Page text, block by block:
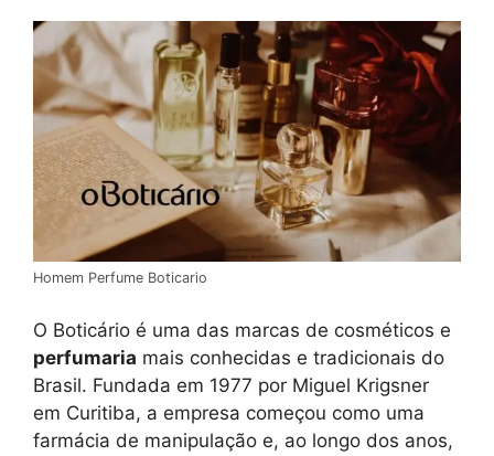
Homem Perfume Boticario
O Boticário é uma das marcas de cosméticos e
perfumaria mais conhecidas e tradicionais do
Brasil. Fundada em 1977 por Miguel Krigsner
em Curitiba, a empresa começou como uma
farmácia de manipulação e, ao longo dos anos,